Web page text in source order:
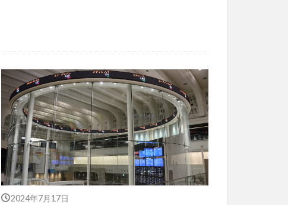
2024年7月17日